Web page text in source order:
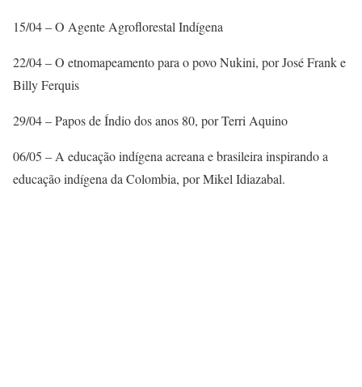
15/04 – O Agente Agroflorestal Indígena
22/04 – O etnomapeamento para o povo Nukini, por José Frank e
Billy Ferquis
29/04 – Papos de Índio dos anos 80, por Terri Aquino
06/05 – A educação indígena acreana e brasileira inspirando a
educação indígena da Colombia, por Mikel Idiazabal.